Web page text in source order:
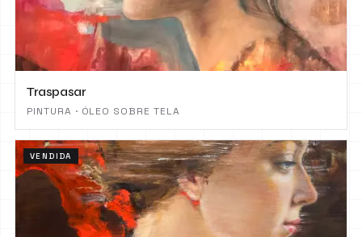
Traspasar
PINTURA · ÓLEO SOBRE TELA
VENDIDA